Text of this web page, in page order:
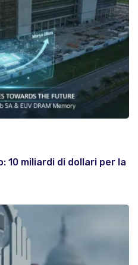
10 miliardi di dollari per la